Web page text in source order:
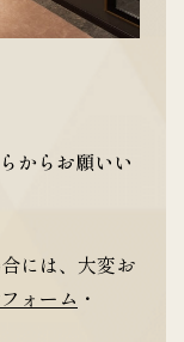
からお願いい
には、大変お
ォーム ・